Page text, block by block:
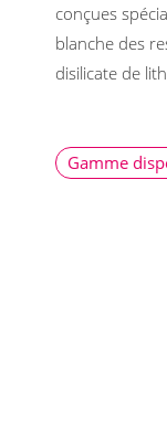
conçues
blanche des
disilicate de
Gamme